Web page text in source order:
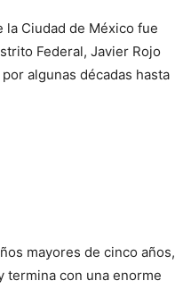
la Ciudad de México fue
Federal, Javier Rojo
algunas décadas hasta
mayores de cinco años,
termina con una enorme